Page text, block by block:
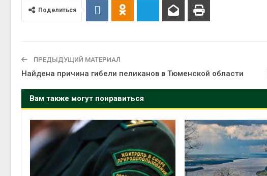
Поделиться
ПРЕДЫДУЩИЙ МАТЕРИАЛ
Найдена причина гибели пеликанов в Тюменской области
Вам также могут понравиться